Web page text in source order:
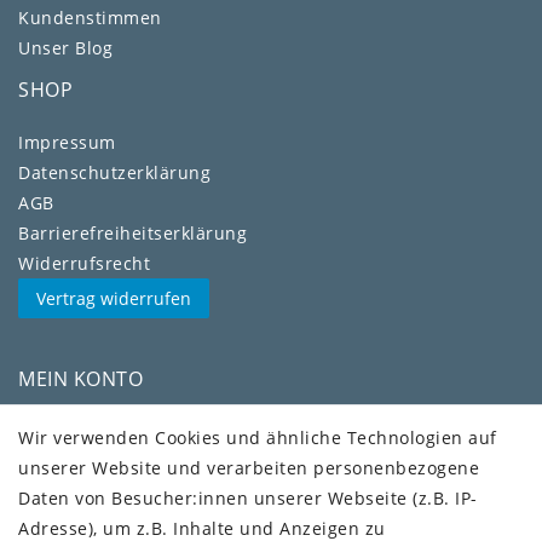
Kundenstimmen
Unser Blog
SHOP
Impressum
Daten­schutz­erklärung
AGB
Barrierefreiheitserklärung
Widerrufs­recht
Vertrag widerrufen
MEIN KONTO
Kundenkonto
VERSAND + SERVICE
Versandinformationen
Wir verwenden Cookies und ähnliche Technologien auf
unserer Website und verarbeiten personenbezogene
Daten von Besucher:innen unserer Webseite (z.B. IP-
Adresse), um z.B. Inhalte und Anzeigen zu